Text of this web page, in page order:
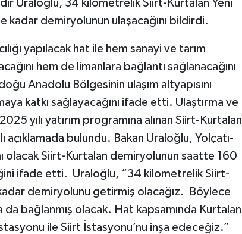
Uraloğlu, 34 kilometrelik Siirt-Kurtalan Yeni
kadar demiryolunun ulaşacağını bildirdi.
yapılacak hat ile hem sanayi ve tarım
hem de limanlara bağlantı sağlanacağını
Anadolu Bölgesinin ulaşım altyapısını
katkı sağlayacağını ifade etti. Ulaştırma ve
yılı yatırım programına alınan Siirt-Kurtalan
açıklamada bulundu. Bakan Uraloğlu, Yolçatı-
olacak Siirt-Kurtalan demiryolunun saatte 160
ifade etti. Uraloğlu, “34 kilometrelik Siirt-
demiryolunu getirmiş olacağız. Böylece
bağlanmış olacak. Hat kapsamında Kurtalan
ile Siirt İstasyonu’nu inşa edeceğiz.”